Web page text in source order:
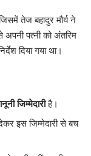
तेज बहादुर मौर्य ने
पत्नी को अंतरिम
दिया गया था।
जिम्मेदारीहै।
इस जिम्मेदारी से बच